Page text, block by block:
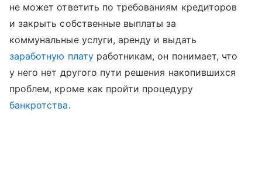
не может ответить по требованиям кредиторов
и закрыть собственные выплаты за
коммунальные услуги, аренду и выдать
заработную платуработникам, он понимает, что
у него нет другого пути решения накопившихся
проблем, кроме как пройти процедуру
банкротства.